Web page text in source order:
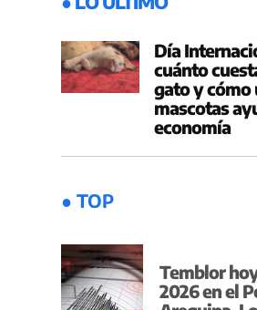
Día
cuánto
gato y cómo
mascotas
economía
● TOP
Temblor
2026 en el